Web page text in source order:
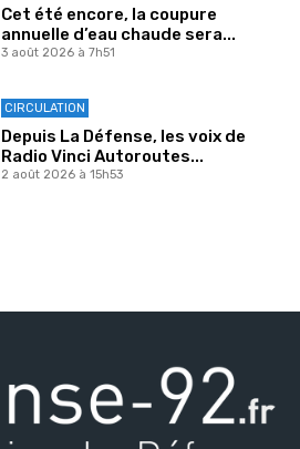
Cet été encore, la coupure
annuelle d’eau chaude sera...
3 août 2026 à 7h51
CIRCULATION
Depuis La Défense, les voix de
Radio Vinci Autoroutes...
2 août 2026 à 15h53